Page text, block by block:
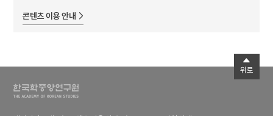
콘텐츠 이용 안내
위로